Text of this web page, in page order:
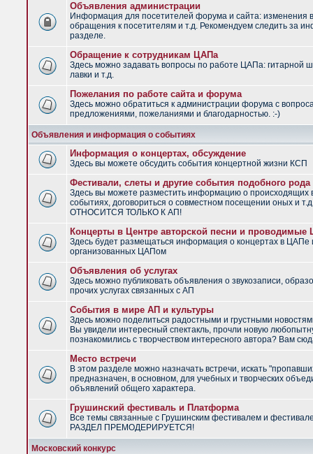
Объявления администрации
Информация для посетителей форума и сайта: изменения
обращения к посетителям и т.д. Рекомендуем следить за
разделе.
Обращение к сотрудникам ЦАПа
Здесь можно задавать вопросы по работе ЦАПа: гитарной
лавки и т.д.
Пожелания по работе сайта и форума
Здесь можно обратиться к администрации форума с
предложениями, пожеланиями и благодарностью. :-)
Объявления и информация о событиях
Информация о концертах, обсуждение
Здесь вы можете обсудить события концертной жизни КСП
Фестивали, слеты и другие события подобного рода
Здесь вы можете разместить информацию о
событиях, договориться о совместном посещении оных и
ОТНОСИТСЯ ТОЛЬКО К АП!
Концерты в Центре авторской песни и
Здесь будет размещаться информация о концертах в ЦАПе
организованных ЦАПом
Объявления об услугах
Здесь можно публиковать объявления о звукозаписи,
прочих услугах связанных с АП
События в мире АП и культуры
Здесь можно поделиться радостными и грустными
Вы увидели интересный спектакль, прочли новую
познакомились с творчеством интересного автора? Вам
Место встречи
В этом разделе можно назначать встречи, искать
предназначен, в основном, для учебных и творческих
объявлений общего характера.
Грушинский фестиваль и Платформа
Все темы связанные с Грушинским фестивалем и
РАЗДЕЛ ПРЕМОДЕРИРУЕТСЯ!
Московский конкурс